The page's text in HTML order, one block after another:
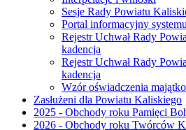
Sesje Rady Powiatu
Portal informacyjny
Rejestr Uchwał Rady
kadencja
Rejestr Uchwał Rady
kadencja
Wzór oświadczenia
Zasłużeni dla Powiatu Kaliskiego
2025 - Obchody roku Pamięci
2026 - Obchody roku Twórców